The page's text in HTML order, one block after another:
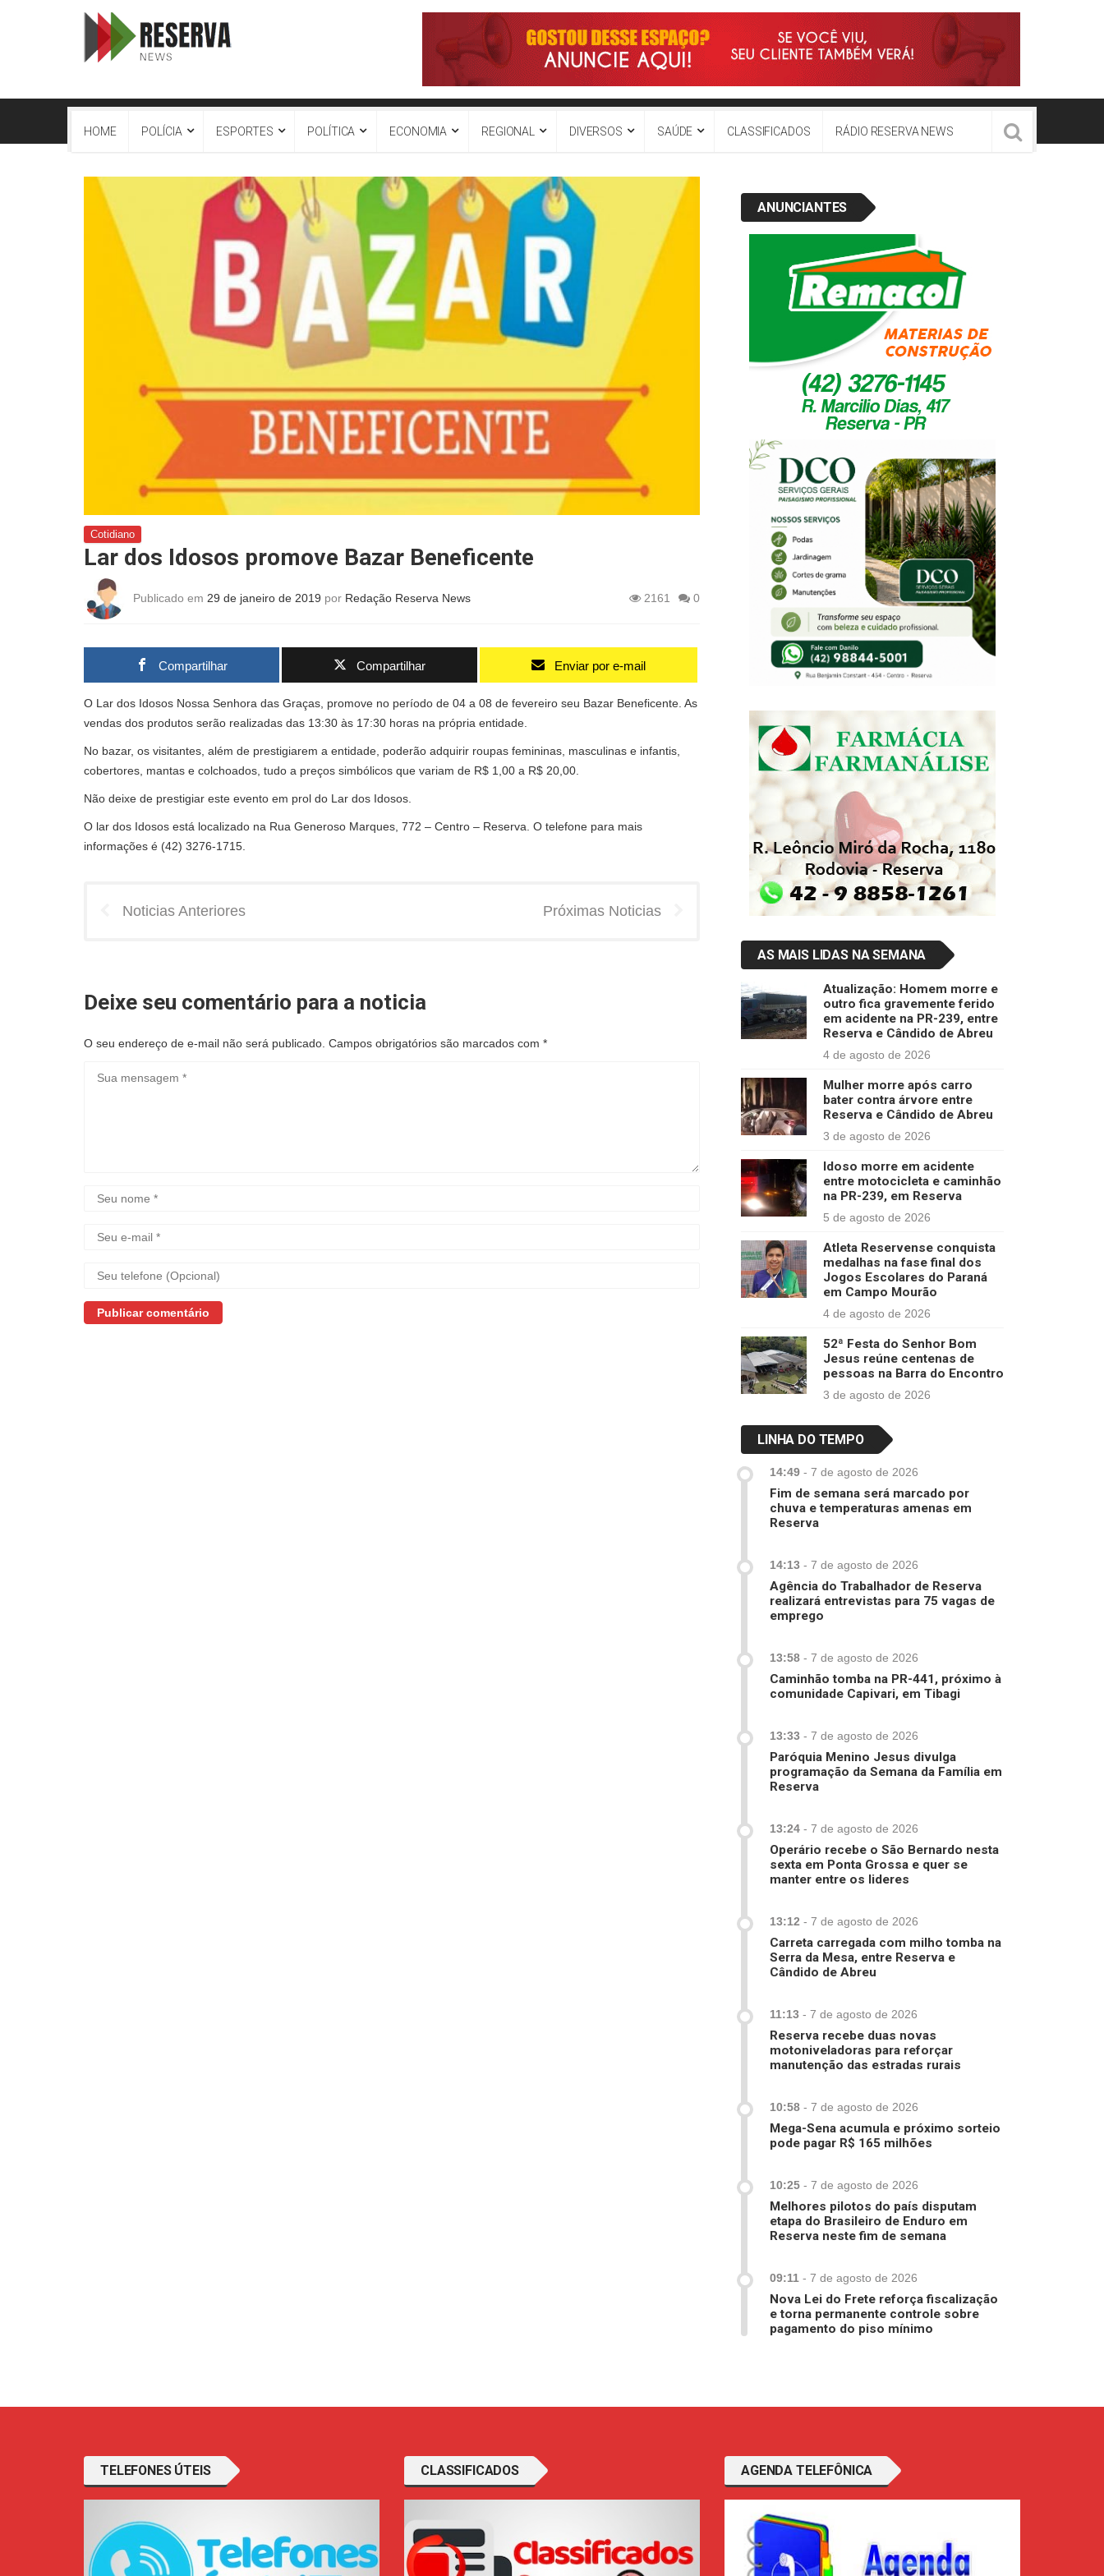
HOME POLÍCIA ESPORTES POLÍTICA ECONOMIA REGIONAL DIVERSOS SAÚDE CLASSIFICADOS RÁDIO RESERVA NEWS
Cotidiano
Lar dos Idosos promove Bazar Beneficente
Publicado em 29 de janeiro de 2019 por Redação Reserva News 2161 0
Compartilhar Compartilhar Enviar por e-mail
O Lar dos Idosos Nossa Senhora das Graças, promove no período de 04 a 08 de fevereiro seu Bazar Beneficente. As
vendas dos produtos serão realizadas das 13:30 às 17:30 horas na própria entidade.
No bazar, os visitantes, além de prestigiarem a entidade, poderão adquirir roupas femininas, masculinas e infantis,
cobertores, mantas e colchoados, tudo a preços simbólicos que variam de R$ 1,00 a R$ 20,00.
Não deixe de prestigiar este evento em prol do Lar dos Idosos.
O lar dos Idosos está localizado na Rua Generoso Marques, 772 – Centro – Reserva. O telefone para mais
informações é (42) 3276-1715.
Noticias Anteriores Próximas Noticias
Deixe seu comentário para a noticia
O seu endereço de e-mail não será publicado. Campos obrigatórios são marcados com *
ANUNCIANTES
AS MAIS LIDAS NA SEMANA
Atualização: Homem morre e
outro fica gravemente ferido
em acidente na PR-239, entre
Reserva e Cândido de Abreu
4 de agosto de 2026
Mulher morre após carro
bater contra árvore entre
Reserva e Cândido de Abreu
3 de agosto de 2026
Idoso morre em acidente
entre motocicleta e caminhão
na PR-239, em Reserva
5 de agosto de 2026
Atleta Reservense conquista
medalhas na fase final dos
Jogos Escolares do Paraná
em Campo Mourão
4 de agosto de 2026
52ª Festa do Senhor Bom
Jesus reúne centenas de
pessoas na Barra do Encontro
3 de agosto de 2026
LINHA DO TEMPO
14:49 - 7 de agosto de 2026
Fim de semana será marcado por
chuva e temperaturas amenas em
Reserva
14:13 - 7 de agosto de 2026
Agência do Trabalhador de Reserva
realizará entrevistas para 75 vagas de
emprego
13:58 - 7 de agosto de 2026
Caminhão tomba na PR-441, próximo à
comunidade Capivari, em Tibagi
13:33 - 7 de agosto de 2026
Paróquia Menino Jesus divulga
programação da Semana da Família em
Reserva
13:24 - 7 de agosto de 2026
Operário recebe o São Bernardo nesta
sexta em Ponta Grossa e quer se
manter entre os lideres
13:12 - 7 de agosto de 2026
Carreta carregada com milho tomba na
Serra da Mesa, entre Reserva e
Cândido de Abreu
11:13 - 7 de agosto de 2026
Reserva recebe duas novas
motoniveladoras para reforçar
manutenção das estradas rurais
10:58 - 7 de agosto de 2026
Mega-Sena acumula e próximo sorteio
pode pagar R$ 165 milhões
10:25 - 7 de agosto de 2026
Melhores pilotos do país disputam
etapa do Brasileiro de Enduro em
Reserva neste fim de semana
09:11 - 7 de agosto de 2026
Nova Lei do Frete reforça fiscalização
e torna permanente controle sobre
pagamento do piso mínimo
TELEFONES ÚTEIS CLASSIFICADOS AGENDA TELEFÔNICA